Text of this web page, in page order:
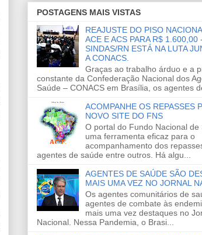
POSTAGENS MAIS VISTAS
REAJUSTE DO PISO
ACE E ACS PARA R$ 1.600,00
SINDAS/RN ESTÁ NA LUTA
A CONACS.
Graças ao trabalho árduo e a
constante da Confederação Nacional dos
Saúde – CONACS em Brasília, os agentes
ACOMPANHE OS REPASSES
NOVO SITE DO FNS
O portal do Fundo Nacional de
uma ferramenta eficaz para o
acompanhamento dos
agentes de saúde entre outros. Há algu...
AGENTES DE SAÚDE SÃO
MAIS UMA VEZ NO JORNAL
Os agentes comunitários de
agentes de combate às
mais uma vez destaques no
Nacional. Nessa Pandemia, o Brasi...